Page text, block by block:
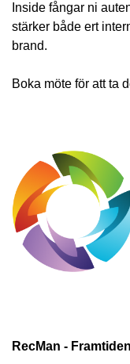
Inside fångar ni
stärker både ert
brand.
Boka möte för att ta
RecMan -